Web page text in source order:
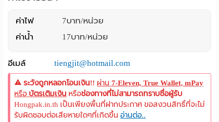
ค่าไฟ
7บาท/หน่วย
ค่าน้ำ
17บาท/หน่วย
อีเมล์ tiengjit@hotmail.com
ระวังถูกหลอกโอนเงิน!! ผ่าน7-Eleven, True Wallet, mPay
หรือ บัตรเติมเงิน หรือช่องทางที่ไม่สามารถทราบชื่อผู้รับ
Hongpak.in.th เป็นเพียงพื้นที่ฝากประกาศ ขอสงวนสิทธิ์ที่จะไม่
รับผิดชอบต่อเสียหายใดๆที่เกิดขึ้นอ่านต่อ..